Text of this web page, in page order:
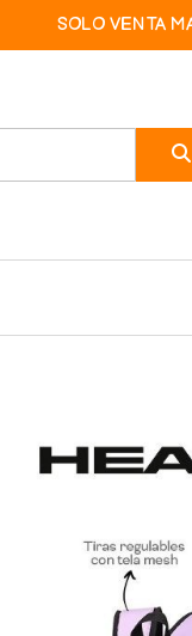
SOLO VENTA